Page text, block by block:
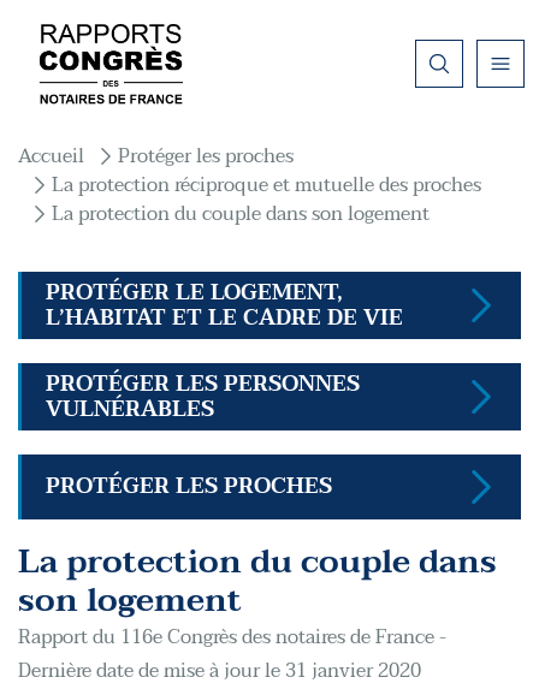
Fil d'Ariane
Accueil
Protéger les proches
La protection réciproque et mutuelle des proches
La protection du couple dans son logement
PROTÉGER LE LOGEMENT,
L’HABITAT ET LE CADRE DE VIE
PROTÉGER LES PERSONNES
VULNÉRABLES
PROTÉGER LES PROCHES
La protection du couple dans
son logement
Rapport du 116e Congrès des notaires de France -
Dernière date de mise à jour le 31 janvier 2020